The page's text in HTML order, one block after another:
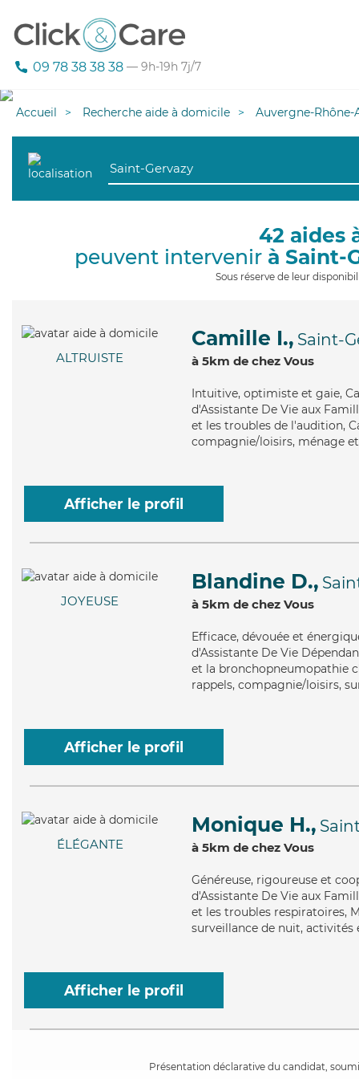
09 78 38 38 38 — 9h-19h 7j/7
Accueil Recherche aide à domicile Auvergne-Rhône-
42 aides
peuvent intervenir à Saint-
Sous réserve de leur
ALTRUISTE
Camille I., Saint-
à 5km de chez Vous
Intuitive, optimiste et gaie,
d'Assistante De Vie aux
et les troubles de l'audition,
compagnie/loisirs, ménage
Afficher le profil
JOYEUSE
Blandine D.,
à 5km de chez Vous
Efficace, dévouée et
d'Assistante De Vie
et la bronchopneumopathie
rappels, compagnie/loisirs,
Afficher le profil
ÉLÉGANTE
Monique H.,
à 5km de chez Vous
Généreuse, rigoureuse et
d'Assistante De Vie aux
et les troubles respiratoires,
surveillance de nuit, activités
Afficher le profil
Présentation déclarative du candidat,